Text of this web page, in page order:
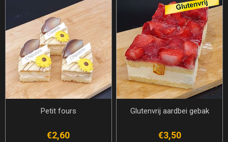
Petit fours
€2,60
Glutenvrij aardbei gebak
€3,50